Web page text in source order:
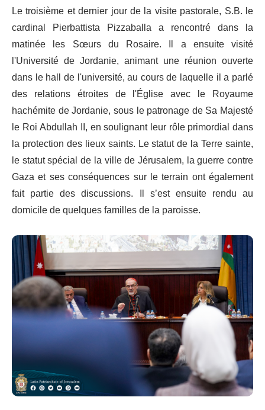
Le troisième et dernier jour de la visite pastorale, S.B. le
cardinal Pierbattista Pizzaballa a rencontré dans la
matinée les Sœurs du Rosaire. Il a ensuite visité
l'Université de Jordanie, animant une réunion ouverte
dans le hall de l'université, au cours de laquelle il a parlé
des relations étroites de l'Église avec le Royaume
hachémite de Jordanie, sous le patronage de Sa Majesté
le Roi Abdullah II, en soulignant leur rôle primordial dans
la protection des lieux saints. Le statut de la Terre sainte,
le statut spécial de la ville de Jérusalem, la guerre contre
Gaza et ses conséquences sur le terrain ont également
fait partie des discussions. Il s’est ensuite rendu au
domicile de quelques familles de la paroisse.